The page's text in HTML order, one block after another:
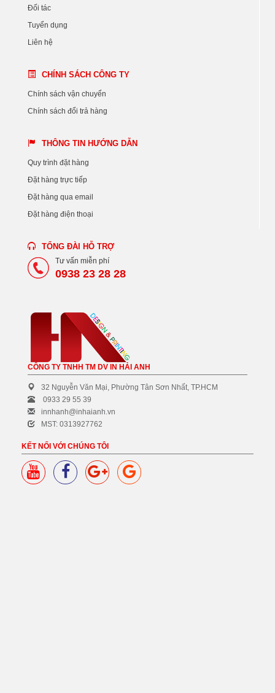
Đối tác
Tuyển dụng
Liên hệ
CHÍNH SÁCH CÔNG TY
Chính sách vận chuyển
Chính sách đổi trả hàng
THÔNG TIN HƯỚNG DẪN
Quy trình đặt hàng
Đặt hàng trực tiếp
Đặt hàng qua email
Đặt hàng điện thoại
TỔNG ĐÀI HỖ TRỢ
Tư vấn miễn phí
0938 23 28 28
CÔNG TY TNHH TM DV IN HẢI ANH
32 Nguyễn Văn Mại, Phường Tân Sơn Nhất, TP.HCM
0933 29 55 39
innhanh@inhaianh.vn
MST: 0313927762
KẾT NỐI VỚI CHÚNG TÔI